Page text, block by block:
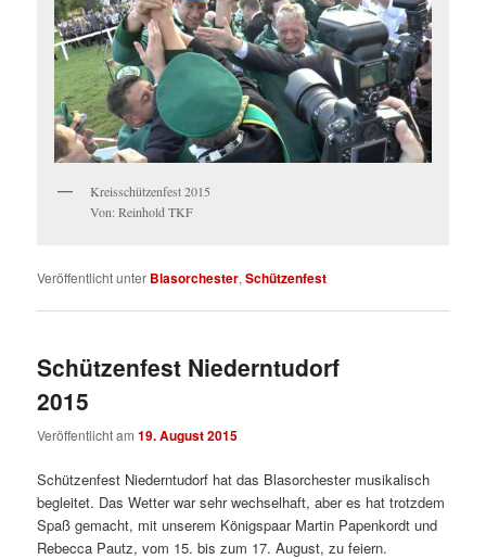
Kreisschützenfest 2015
Von: Reinhold TKF
Veröffentlicht unter Blasorchester,Schützenfest
Schützenfest Niederntudorf
2015
Veröffentlicht am19. August 2015
Schützenfest Niederntudorf hat das Blasorchester musikalisch
begleitet. Das Wetter war sehr wechselhaft, aber es hat trotzdem
Spaß gemacht, mit unserem Königspaar Martin Papenkordt und
Rebecca Pautz, vom 15. bis zum 17. August, zu feiern.